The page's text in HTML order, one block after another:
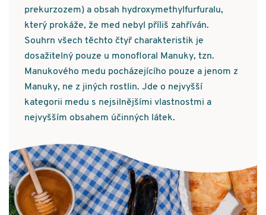
prekurzozem) a obsah hydroxymethylfurfuralu,
který prokáže, že med nebyl příliš zahříván.
Souhrn všech těchto čtyř charakteristik je
dosažitelný pouze u monofloral Manuky, tzn.
Manukového medu pocházejícího pouze a jenom z
Manuky, ne z jiných rostlin. Jde o nejvyšší
kategorii medu s nejsilnějšími vlastnostmi a
nejvyšším obsahem účinných látek.